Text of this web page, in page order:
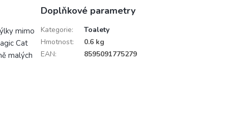
mimo
Cat
malých
Doplňkové parametry
Kategorie:
Toalety
Hmotnost:
0.6 kg
EAN: 8595091775279